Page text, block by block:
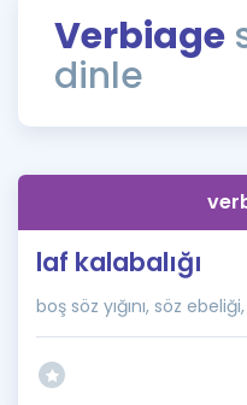
Rehberlik Aracı
ÖSYM Sınav Takvimi
İngilizce Gramer
Verbiage
dinle
laf kalabalığı
boş söz yığını, söz